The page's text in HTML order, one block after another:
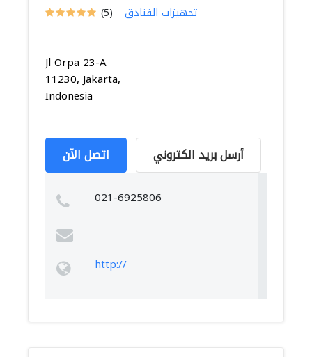
(5) تجهيزات الفنادق
Jl Orpa 23-A
11230, Jakarta,
Indonesia
اتصل الآن أرسل بريد الكتروني
021-6925806
http://